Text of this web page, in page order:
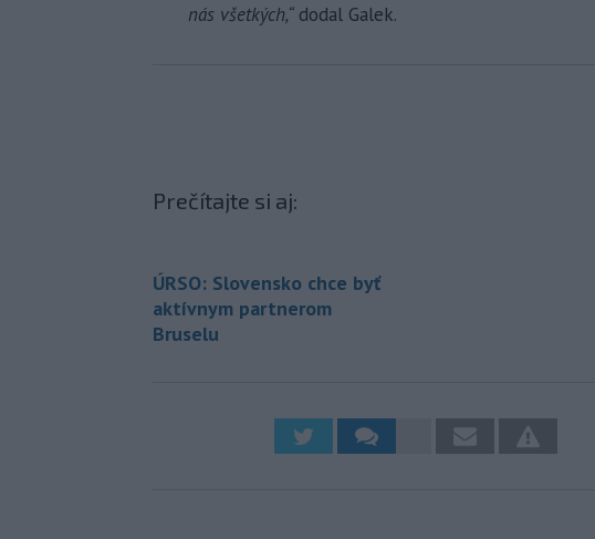
nás všetkých,“ dodal Galek.
Prečítajte si aj:
ÚRSO: Slovensko chce byť
aktívnym partnerom
Bruselu